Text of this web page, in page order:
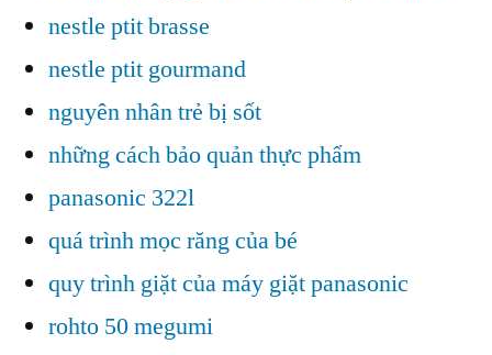
nestle ptit brasse
nestle ptit gourmand
nguyên nhân trẻ bị sốt
những cách bảo quản thực phẩm
panasonic 322l
quá trình mọc răng của bé
quy trình giặt của máy giặt panasonic
rohto 50 megumi